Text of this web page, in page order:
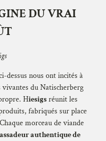
DU VRAI
dessus nous ont incités à
du Natischerberg
Hiesigsréunit les
fabriqués sur place
morceau de viande
authentique de